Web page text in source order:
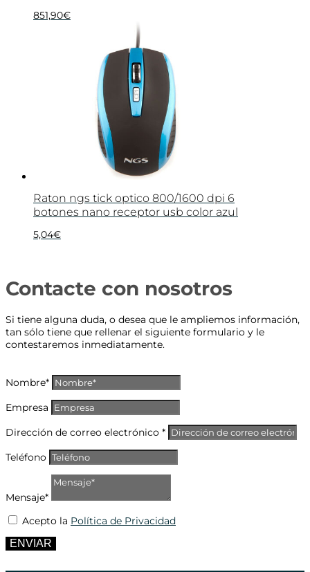
851,90€
Raton ngs tick optico 800/1600 dpi 6
botones nano receptor usb color azul
5,04€
Contacte con nosotros
Si tiene alguna duda, o desea que le ampliemos información,
tan sólo tiene que rellenar el siguiente formulario y le
contestaremos inmediatamente.
Nombre*
Empresa
Dirección de correo electrónico *
Teléfono
Mensaje*
Acepto la Política de Privacidad
ENVIAR